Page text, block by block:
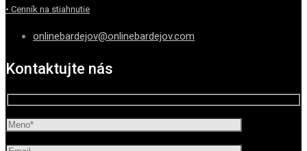
• Cenník na stiahnutie
onlinebardejov@onlinebardejov.com
Kontaktujte nás